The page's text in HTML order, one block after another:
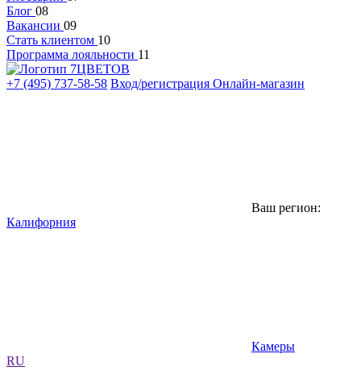
Блог 08
Вакансии 09
Стать клиентом 10
Программа лояльности 11
+7 (495) 737-58-58 Вход/регистрация Онлайн-магазин
Ваш регион:
Калифорния
Камеры
RU